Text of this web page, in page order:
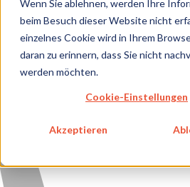
Wenn Sie ablehnen, werden Ihre
beim Besuch dieser Website nicht
einzelnes Cookie wird in Ihrem
daran zu erinnern, dass Sie nicht
werden möchten.
Cookie-Einstellungen
Akzeptieren
ZUKUNFTSSTARKE
KARRIERE
DATENSCHUTZ